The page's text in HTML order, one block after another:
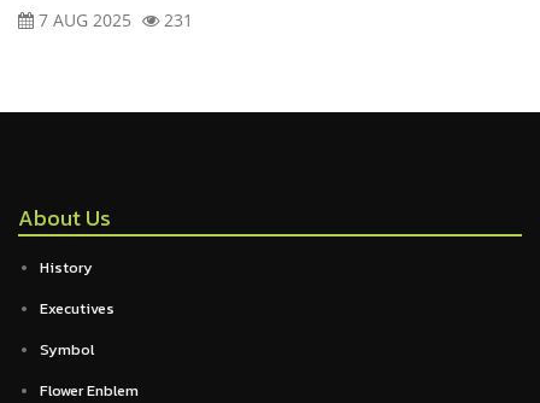
7 AUG 2025 231
About Us
History
Executives
Symbol
Flower Enblem